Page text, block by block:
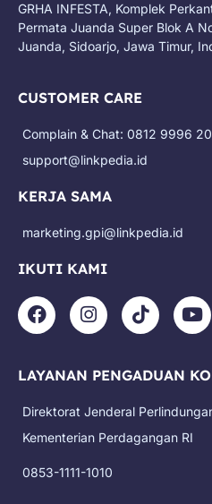
GRHA INFESTA, Komplek
Permata Juanda Super Blok A
Juanda, Sidoarjo, Jawa Timur,
CUSTOMER CARE
Complain & Chat: 0812 9996
support@linkpedia.id
KERJA SAMA
marketing.gpi@linkpedia.id
IKUTI KAMI
F
a
b
o
k
I
n
a
r
a
T
i
o
Y
o
u
e
LAYANAN PENGADUAN
Direktorat Jenderal
Kementerian Perdagangan RI
0853-1111-1010